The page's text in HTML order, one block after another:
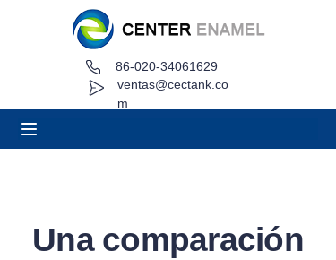
ventas@cectank.co
m
86-020-34061629
Una comparación
Acerca de